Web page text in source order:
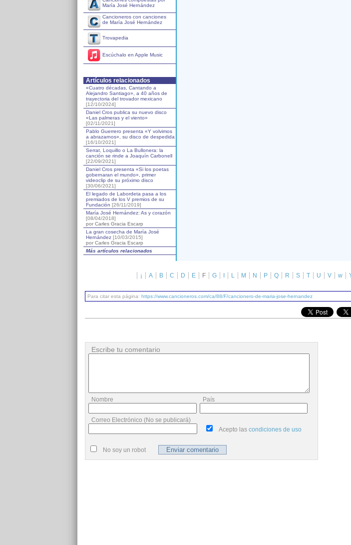
María José Hernández
Cancioneros con canciones
de María José Hernández
Trovapedia
Escúchalo en Apple Music
Artículos relacionados
«Cuatro décadas, Cantando a
Alejandro Santiago», a 40 años de
trayectoria del trovador mexicano
[12/10/2024]
Daniel Cros publica su nuevo disco
«Las palmeras y el viento»
[02/11/2021]
Pablo Guerrero presenta «Y volvimos
a abrazarnos», su disco de despedida
[16/10/2021]
Serrat, Loquillo o La Bullonera: la
canción se rinde a Joaquín Carbonell
[22/09/2021]
Daniel Cros presenta «Si los poetas
gobernaran el mundo», primer
videoclip de su próximo disco
[30/06/2021]
El legado de Labordeta pasa a los
premiados de los V premios de su
Fundación [26/11/2019]
María José Hernández: As y corazón
[08/04/2018]
por Carles Gracia Escarp
La gran cosecha de María José
Hernández [10/03/2015]
por Carles Gracia Escarp
Más artículos relacionados
¡ A B C D E F G L M N P Q R S T U V w
Para citar esta página: https://www.cancioneros.com/ca/88/F/cancionero-de-maria-jose-hernandez
Escribe tu comentario
Nombre País
Correo Electrónico (No se publicará)
Acepto las condiciones de uso
No soy un robot